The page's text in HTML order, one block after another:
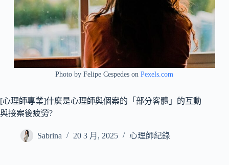
Photo by Felipe Cespedes onPexels.com
[心理師專業]什麼是心理師與個案的「部分客體」的互動
與接案後疲勞?
Sabrina 20 3 月, 2025 心理師紀錄